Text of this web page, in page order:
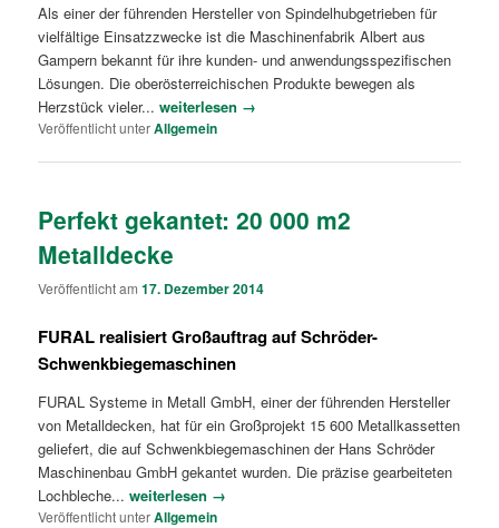
Als einer der führenden Hersteller von Spindelhubgetrieben für
vielfältige Einsatzzwecke ist die Maschinenfabrik Albert aus
Gampern bekannt für ihre kunden- und anwendungsspezifischen
Lösungen. Die oberösterreichischen Produkte bewegen als
Herzstück vieler...weiterlesen →
Veröffentlicht unterAllgemein
Perfekt gekantet: 20 000 m2
Metalldecke
Veröffentlicht am17. Dezember 2014
FURAL realisiert Großauftrag auf Schröder-
Schwenkbiegemaschinen
FURAL Systeme in Metall GmbH, einer der führenden Hersteller
von Metalldecken, hat für ein Großprojekt 15 600 Metallkassetten
geliefert, die auf Schwenkbiegemaschinen der Hans Schröder
Maschinenbau GmbH gekantet wurden. Die präzise gearbeiteten
Lochbleche...weiterlesen →
Veröffentlicht unterAllgemein